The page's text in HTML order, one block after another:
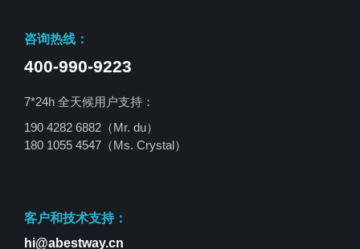
咨询热线：
400-990-9223
7*24h 全天候用户支持：
190 4282 6882（Mr. du）
180 1055 4547 （Ms. Crystal）
客户和技术支持：
hi@abestway.cn